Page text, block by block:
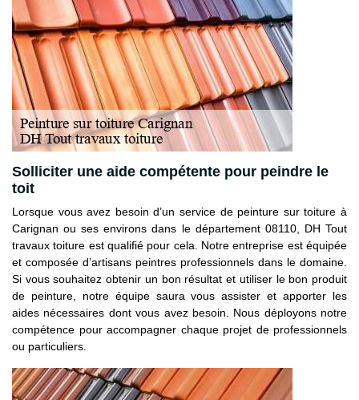
Solliciter une aide compétente pour peindre le
toit
Lorsque vous avez besoin d’un service de peinture sur toiture à
Carignan ou ses environs dans le département 08110, DH Tout
travaux toiture est qualifié pour cela. Notre entreprise est équipée
et composée d’artisans peintres professionnels dans le domaine.
Si vous souhaitez obtenir un bon résultat et utiliser le bon produit
de peinture, notre équipe saura vous assister et apporter les
aides nécessaires dont vous avez besoin. Nous déployons notre
compétence pour accompagner chaque projet de professionnels
ou particuliers.